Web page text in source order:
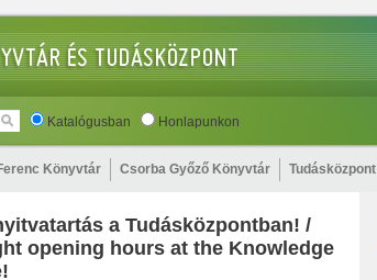
Katalógusban Honlapunkon
Könyvtár Csorba Győző Könyvtár Tudásközpont
a Tudásközpontban! /
opening hours at the Knowledge